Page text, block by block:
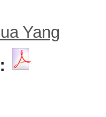
Yang